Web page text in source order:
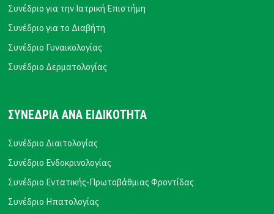
Συνέδριο για την Ιατρική Επιστήμη
Συνέδριο για το Διαβήτη
Συνέδριο Γυναικολογίας
Συνέδριο Δερματολογίας
ΣΥΝΕΔΡΙΑ ΑΝΑ ΕΙΔΙΚΟΤΗΤΑ
Συνέδριο Διαιτολογίας
Συνέδριο Ενδοκρινολογίας
Συνέδριο Εντατικής-Πρωτοβάθμιας Φροντίδας
Συνέδριο Ηπατολογίας